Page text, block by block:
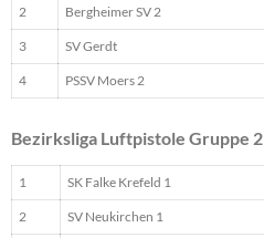
2 Bergheimer SV 2
3 SV Gerdt
4 PSSV Moers 2
Bezirksliga Luftpistole Gruppe 2
1 SK Falke Krefeld 1
2 SV Neukirchen 1